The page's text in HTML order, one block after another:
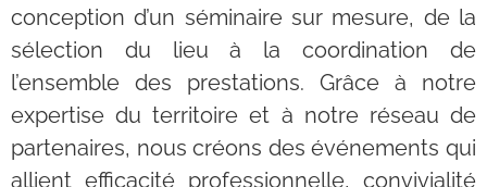
conception d’un séminaire sur mesure, de la
sélection du lieu à la coordination de
l’ensemble des prestations. Grâce à notre
expertise du territoire et à notre réseau de
partenaires, nous créons des événements qui
allient efficacité professionnelle, convivialité